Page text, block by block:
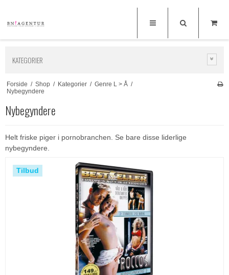
KATEGORIER
Forside / Shop / Kategorier / Genre L > Å /
Nybegyndere
Nybegyndere
Helt friske piger i pornobranchen. Se bare disse liderlige
nybegyndere.
Tilbud